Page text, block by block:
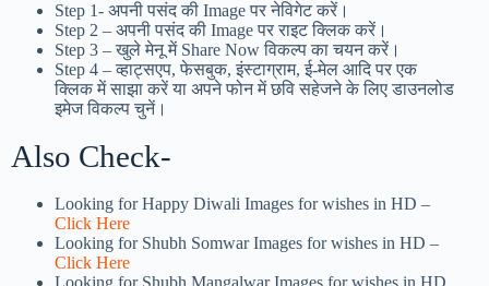
Step 1- अपनी पसंद की Image पर नेविगेट करें।
Step 2 – अपनी पसंद की Image पर राइट क्लिक करें।
Step 3 – खुले मेनू में Share Now विकल्प का चयन करें।
Step 4 – व्हाट्सएप, फेसबुक, इंस्टाग्राम, ई-मेल आदि पर एक
क्लिक में साझा करें या अपने फोन में छवि सहेजने के लिए डाउनलोड
इमेज विकल्प चुनें।
Also Check-
Looking for Happy Diwali Images for wishes in HD –
Click Here
Looking for Shubh Somwar Images for wishes in HD –
Click Here